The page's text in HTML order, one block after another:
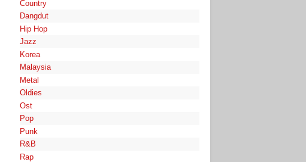
Country
Dangdut
Hip Hop
Jazz
Korea
Malaysia
Metal
Oldies
Ost
Pop
Punk
R&B
Rap